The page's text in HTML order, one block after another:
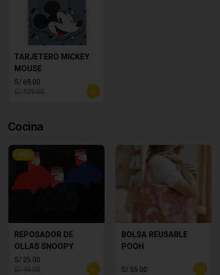
TARJETERO MICKEY
MOUSE
S/ 69.00
S/ 109.00
Cocina
-49%
REPOSADOR DE
OLLAS SNOOPY
S/ 25.00
S/ 49.00
BOLSA REUSABLE
POOH
S/ 55.00